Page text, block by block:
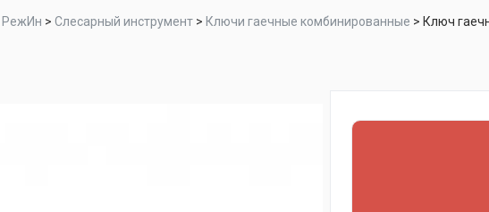
РежИн > Слесарный инструмент > Ключи гаечные комбинированные > Ключ